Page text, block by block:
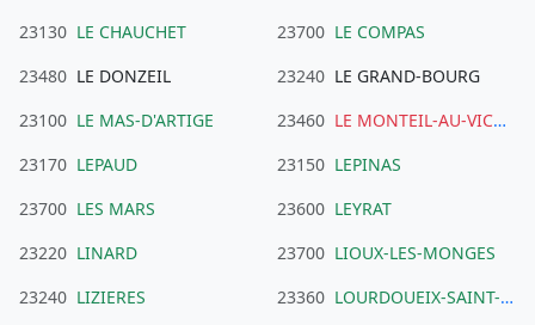
23130 LE CHAUCHET 23700 LE COMPAS
23480 LE DONZEIL 23240 LE GRAND-BOURG
23100 LE MAS-D'ARTIGE 23460 LE MONTEIL-AU-VICOMTE
23170 LEPAUD 23150 LEPINAS
23700 LES MARS 23600 LEYRAT
23220 LINARD 23700 LIOUX-LES-MONGES
23240 LIZIERES 23360 LOURDOUEIX-SAINT-PIERRE